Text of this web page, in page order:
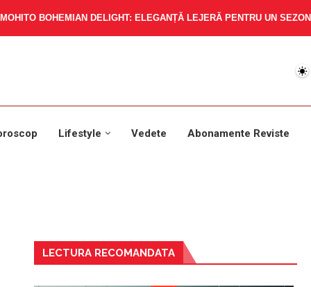
MOHITO BOHEMIAN DELIGHT: ELEGANȚĂ LEJERĂ PENTRU UN
Lifestyle Vedete Abonamente Reviste
LECTURA RECOMANDATA